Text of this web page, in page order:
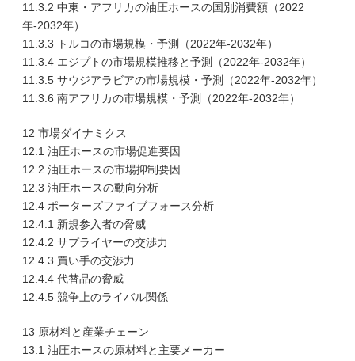
11.3.2 中東・アフリカの油圧ホースの国別消費額（2022
年-2032年）
11.3.3 トルコの市場規模・予測（2022年-2032年）
11.3.4 エジプトの市場規模推移と予測（2022年-2032年）
11.3.5 サウジアラビアの市場規模・予測（2022年-2032年）
11.3.6 南アフリカの市場規模・予測（2022年-2032年）
12 市場ダイナミクス
12.1 油圧ホースの市場促進要因
12.2 油圧ホースの市場抑制要因
12.3 油圧ホースの動向分析
12.4 ポーターズファイブフォース分析
12.4.1 新規参入者の脅威
12.4.2 サプライヤーの交渉力
12.4.3 買い手の交渉力
12.4.4 代替品の脅威
12.4.5 競争上のライバル関係
13 原材料と産業チェーン
13.1 油圧ホースの原材料と主要メーカー